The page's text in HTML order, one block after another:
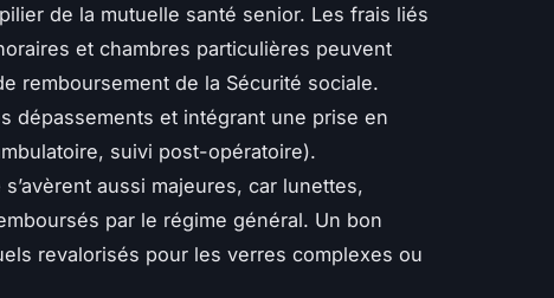
de la mutuelle santé senior. Les frais liés
et chambres particulières peuvent
remboursement de la Sécurité sociale.
dépassements et intégrant une prise en
suivi post-opératoire).
s’avèrent aussi majeures, car lunettes,
par le régime général. Un bon
revalorisés pour les verres complexes ou